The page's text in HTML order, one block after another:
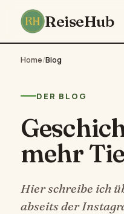
ReiseHub
Home/Blog
DER BLOG
mehr
Hier schreibe ich
abseits der